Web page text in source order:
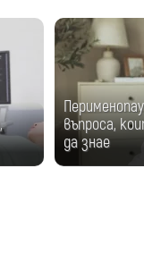
въпроса,
да знае